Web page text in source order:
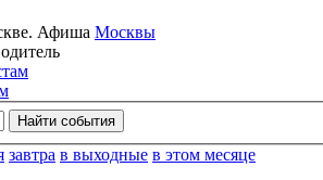
Афиша Москвы
завтра в выходные в этом месяце